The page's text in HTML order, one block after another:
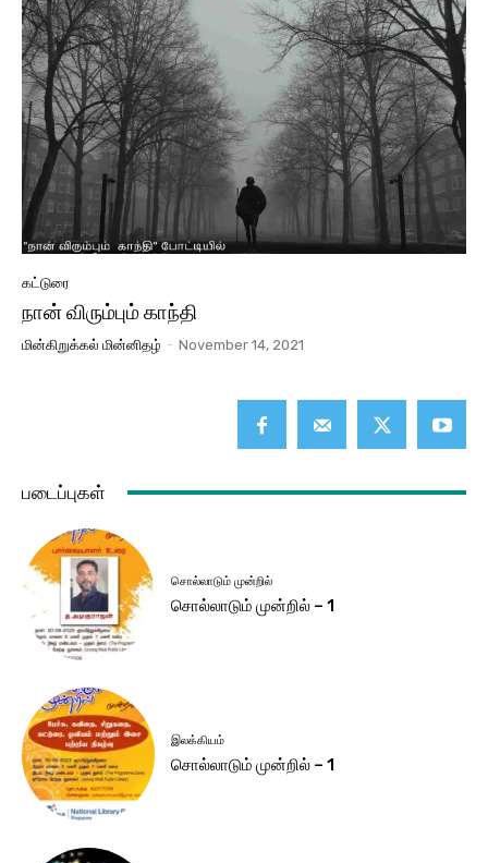
கட்டுரை
நான் விரும்பும் காந்தி
மின்கிறுக்கல் மின்னிதழ் - November 14, 2021
படைப்புகள்
சொல்லாடும் முன்றில்
சொல்லாடும் முன்றில் – 1
இலக்கியம்
சொல்லாடும் முன்றில் – 1